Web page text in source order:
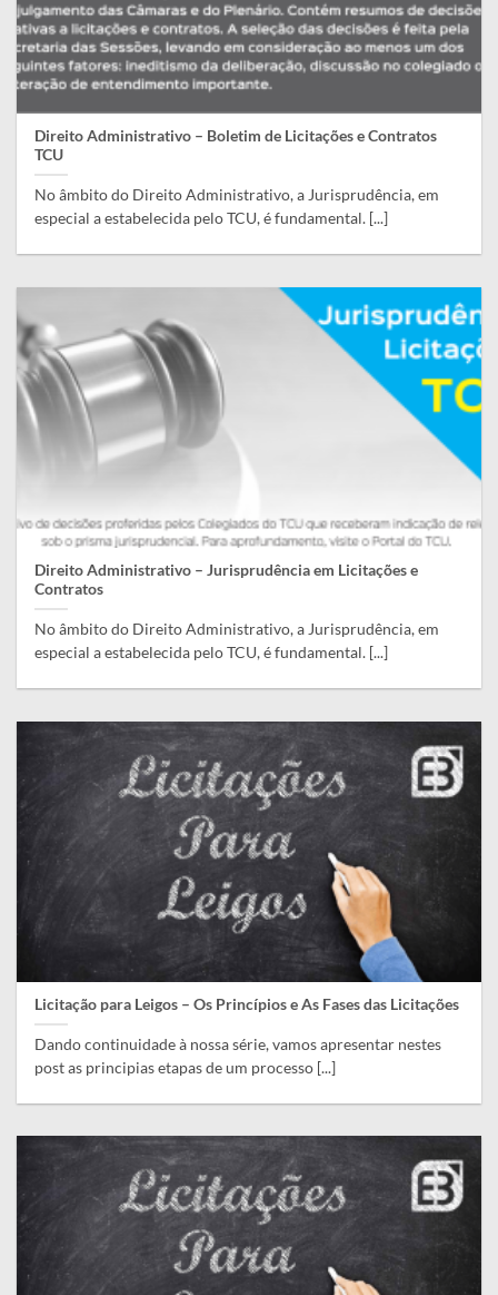
Direito Administrativo – Boletim de Licitações e Contratos
TCU
No âmbito do Direito Administrativo, a Jurisprudência, em
especial a estabelecida pelo TCU, é fundamental. [...]
Direito Administrativo – Jurisprudência em Licitações e
Contratos
No âmbito do Direito Administrativo, a Jurisprudência, em
especial a estabelecida pelo TCU, é fundamental. [...]
Licitação para Leigos – Os Princípios e As Fases das Licitações
Dando continuidade à nossa série, vamos apresentar nestes
post as principias etapas de um processo [...]